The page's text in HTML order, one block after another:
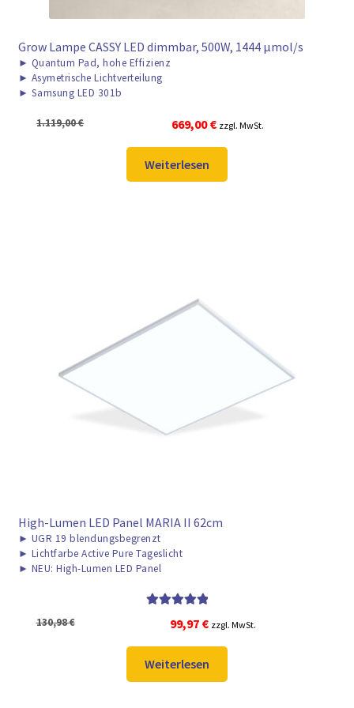
Grow Lampe CASSY LED dimmbar, 500W, 1444 μmol/s
► Quantum Pad, hohe Effizienz
► Asymetrische Lichtverteilung
► Samsung LED 301b
1.119,00€
Ursprünglicher
war:
1.119,00 €
669,00€Aktueller
669,00 €.
zzgl. MwSt.
Weiterlesen
High-Lumen LED Panel MARIA II 62cm
► UGR 19 blendungsbegrenzt
► Lichtfarbe Active Pure Tageslicht
► NEU: High-Lumen LED Panel
von 5
130,98€
Ursprünglicher
war:
130,98 €
99,97 €Aktueller
ist:
99,97 €.
zzgl. MwSt.
Weiterlesen